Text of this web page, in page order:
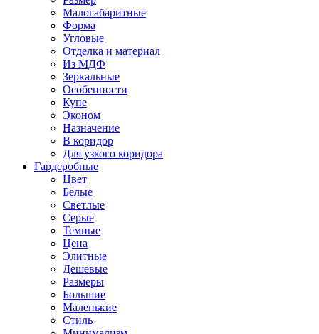
Малогабаритные
Форма
Угловые
Отделка и материал
Из МДФ
Зеркальные
Особенности
Купе
Эконом
Назначение
В коридор
Для узкого коридора
Гардеробные
Цвет
Белые
Светлые
Серые
Темные
Цена
Элитные
Дешевые
Размеры
Большие
Маленькие
Стиль